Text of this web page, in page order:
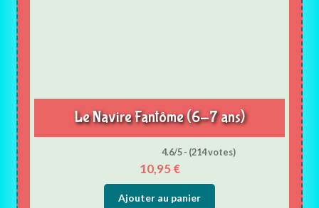
Le Navire Fantôme (6-7 ans)
4.6/5 - (214 votes)
10,95 €
Ajouter au panier